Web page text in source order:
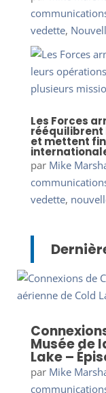
vedette,
Les Forces
rééquilibrent
et mettent
par Mike
vedette,
Musée de
Lake –
par Mike